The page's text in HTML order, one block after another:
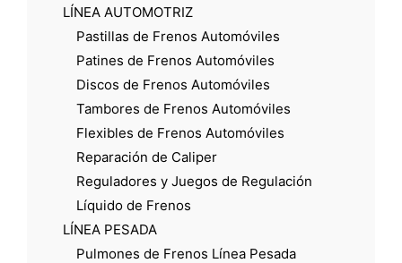
LÍNEA AUTOMOTRIZ
Pastillas de Frenos Automóviles
Patines de Frenos Automóviles
Discos de Frenos Automóviles
Tambores de Frenos Automóviles
Flexibles de Frenos Automóviles
Reparación de Caliper
Reguladores y Juegos de Regulación
Líquido de Frenos
LÍNEA PESADA
Pulmones de Frenos Línea Pesada